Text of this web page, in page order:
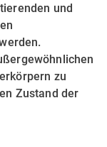
und
zu
Zustand der